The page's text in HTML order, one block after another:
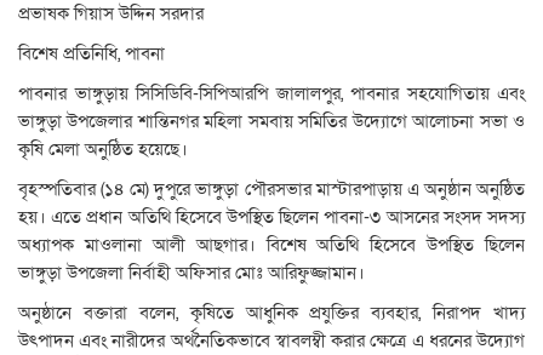
প্রভাষক গিয়াস উদ্দিন সরদার
বিশেষ প্রতিনিধি, পাবনা
পাবনার ভাঙ্গুড়ায় সিসিডিবি-সিপিআরপি জালালপুর, পাবনার সহযোগিতায় এবং
ভাঙ্গুড়া উপজেলার শান্তিনগর মহিলা সমবায় সমিতির উদ্যোগে আলোচনা সভা ও
কৃষি মেলা অনুষ্ঠিত হয়েছে।
বৃহস্পতিবার (১৪ মে) দুপুরে ভাঙ্গুড়া পৌরসভার মাস্টারপাড়ায় এ অনুষ্ঠান অনুষ্ঠিত
হয়। এতে প্রধান অতিথি হিসেবে উপস্থিত ছিলেন পাবনা-৩ আসনের সংসদ সদস্য
অধ্যাপক মাওলানা আলী আছগার। বিশেষ অতিথি হিসেবে উপস্থিত ছিলেন
ভাঙ্গুড়া উপজেলা নির্বাহী অফিসার মোঃ আরিফুজ্জামান।
অনুষ্ঠানে বক্তারা বলেন, কৃষিতে আধুনিক প্রযুক্তির ব্যবহার, নিরাপদ খাদ্য
উৎপাদন এবং নারীদের অর্থনৈতিকভাবে স্বাবলম্বী করার ক্ষেত্রে এ ধরনের উদ্যোগ